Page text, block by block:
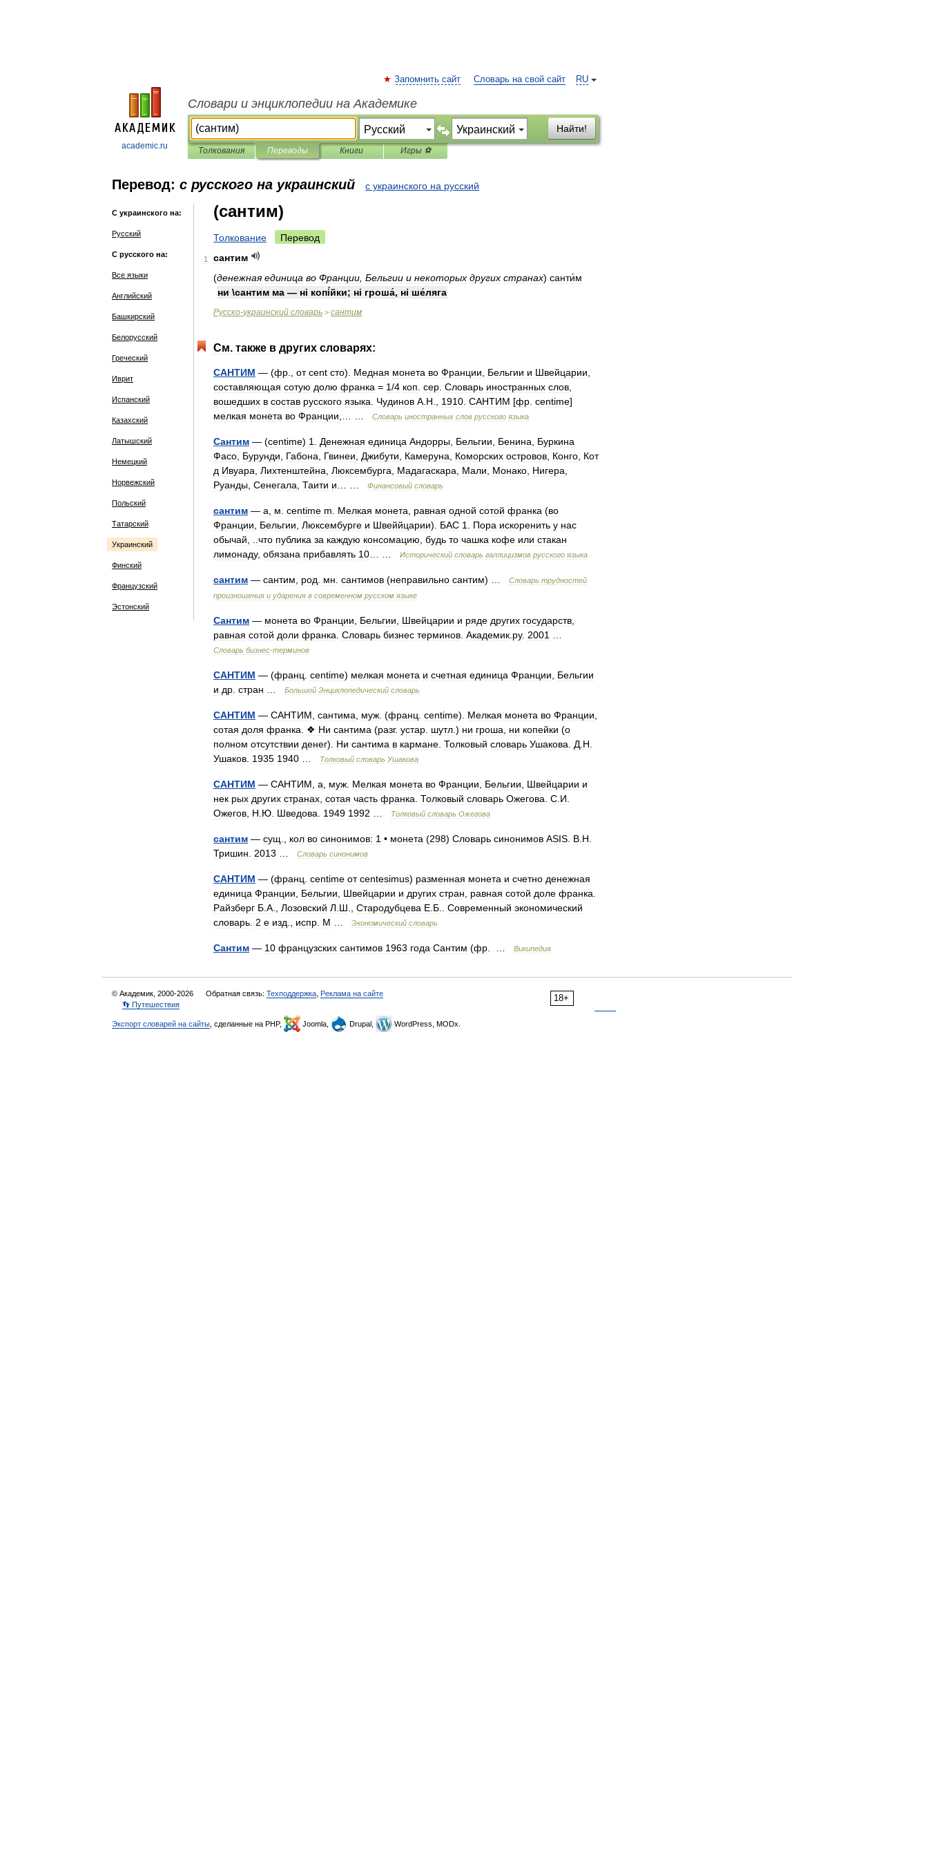
academic.ru
RU
Запомнить сайт Словарь на свой сайт
Словари и энциклопедии на Академике
Найти!
Толкования Переводы Книги Игры ⚽
Перевод: с русского на украинский с украинского на русский
С украинского на:
Русский
С русского на:
Все языки
Английский
Башкирский
Белорусский
Греческий
Иврит
Испанский
Казахский
Латышский
Немецкий
Норвежский
Польский
Татарский
Украинский
Финский
Французский
Эстонский
(сантим)
Толкование Перевод
1
сантим
(денежная единица во Франции Бельгии и некоторых других странах) санти́м
ни \сантим ма — ні копі́йки; ні гроша́, ні ше́ляга
Русско-украинский словарь > сантим
См. также в других словарях:
САНТИМ — (фр от cent сто). Медная монета во Франции Бельгии и Швейцарии
составляющая сотую долю франка = 1/4 коп сер Словарь иностранных слов
вошедших в состав русского языка Чудинов А Н 1910 САНТИМ [фр centime]
мелкая монета во Франции Словарь иностранных слов русского языка
Сантим — (centime) 1 Денежная единица Андорры Бельгии Бенина
Буркина
Фасо Бурунди Габона Гвинеи Джибути Камеруна Коморских островов Конго Кот
д Ивуара Лихтенштейна Люксембурга Мадагаскара Мали Монако Нигера
Руанды Сенегала Таити и Финансовый словарь
сантим — а м centime m Мелкая монета равная одной сотой франка (во
Франции
Бельгии Люксембурге и Швеййцарии). БАС 1 Пора искоренить у нас
обычай
что публика за каждую консомацию будь то чашка кофе или стакан
лимонаду, обязана прибавлять 10 Исторический словарь галлицизмов русского языка
сантим — сантим род мн сантимов (неправильно сантим) … Словарь трудностей
произношения и ударения в современном русском языке
Сантим — монета во Франции Бельгии Швейцарии и ряде других государств
равная сотой доли франка Словарь бизнес терминов Академик ру. 2001
Словарь бизнес-терминов
САНТИМ — (франц centime) мелкая монета и счетная единица Франции
Бельгии
и др стран Большой Энциклопедический словарь
САНТИМ — САНТИМ сантима муж . (франц centime). Мелкая монета во Франции
сотая доля франка ❖ Ни сантима (разг. устар шутл .) ни гроша ни копейки (о
полном отсутствии денег). Ни сантима в кармане Толковый словарь Ушакова Д Н
Ушаков 1935 1940 Толковый словарь Ушакова
САНТИМ — САНТИМ а муж Мелкая монета во Франции Бельгии Швейцарии и
нек рых других странах сотая часть франка Толковый словарь Ожегова С И
Ожегов Н Ю Шведова 1949 1992 Толковый словарь Ожегова
сантим — сущ кол во синонимов: 1 • монета (298) Словарь синонимов ASIS В Н
Тришин
2013 Словарь синонимов
САНТИМ — (франц centime от centesimus) разменная монета и счетно денежная
единица Франции Бельгии Швейцарии и других стран равная сотой доле франка
Райзберг Б А Лозовский Л Ш Стародубцева Е Б Современный экономический
словарь 2 е изд испр М Экономический словарь
Сантим — 10 французских сантимов 1963 года Сантим (фр Википедия
18+
© Академик, 2000-2026 Обратная связь: Техподдержка Реклама на сайте
👣 Путешествия
Экспорт словарей на сайты , сделанные на PHP, Joomla, Drupal, WordPress, MODx.